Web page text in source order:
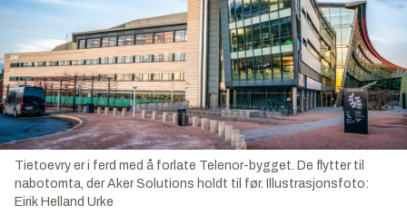
Tietoevry er i ferd med å forlate Telenor-bygget. De flytter til
nabotomta, der Aker Solutions holdt til før.
Illustrasjonsfoto:
Eirik Helland Urke